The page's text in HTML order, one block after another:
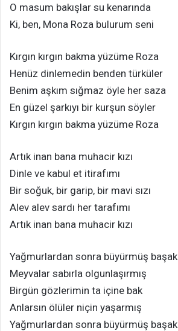
O masum bakışlar su kenarında
Ki, ben, Mona Roza bulurum seni
Kırgın kırgın bakma yüzüme Roza
Henüz dinlemedin benden türküler
Benim aşkım sığmaz öyle her saza
En güzel şarkıyı bir kurşun söyler
Kırgın kırgın bakma yüzüme Roza
Artık inan bana muhacir kızı
Dinle ve kabul et itirafımı
Bir soğuk, bir garip, bir mavi sızı
Alev alev sardı her tarafımı
Artık inan bana muhacir kızı
Yağmurlardan sonra büyürmüş başak
Meyvalar sabırla olgunlaşırmış
Birgün gözlerimin ta içine bak
Anlarsın ölüler niçin yaşarmış
Yağmurlardan sonra büyürmüş başak